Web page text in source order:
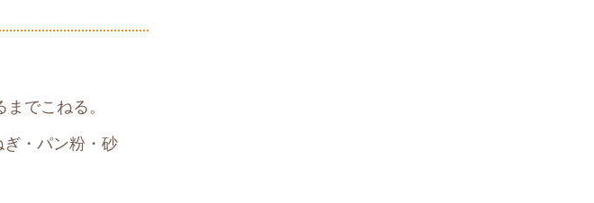
でこねる。
・パン粉・砂